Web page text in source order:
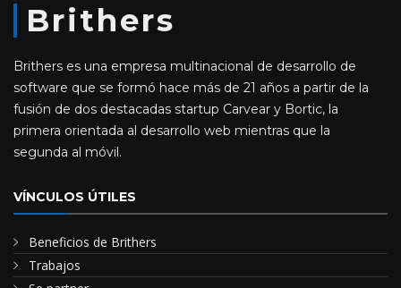
Brithers
Brithers es una empresa multinacional de desarrollo de
software que se formó hace más de 21 años a partir de la
fusión de dos destacadas startup Carvear y Bortic, la
primera orientada al desarrollo web mientras que la
segunda al móvil.
VÍNCULOS ÚTILES
Beneficios de Brithers
Trabajos